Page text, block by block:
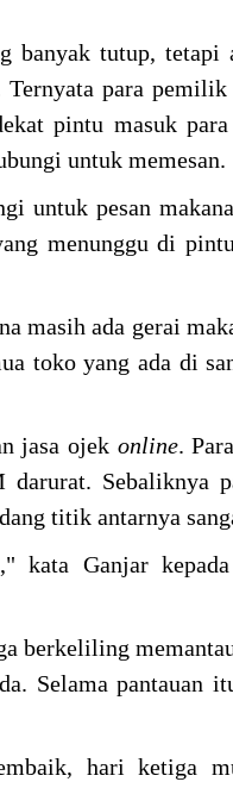
banyak tutup, tetapi
Ternyata para pemilik
pintu masuk
untuk memesan.
untuk pesan
menunggu di
masih ada gerai
toko yang ada di
jasa ojek online.
darurat. Sebaliknya
titik antarnya
kata Ganjar
berkeliling
Selama pantauan
hari ketiga